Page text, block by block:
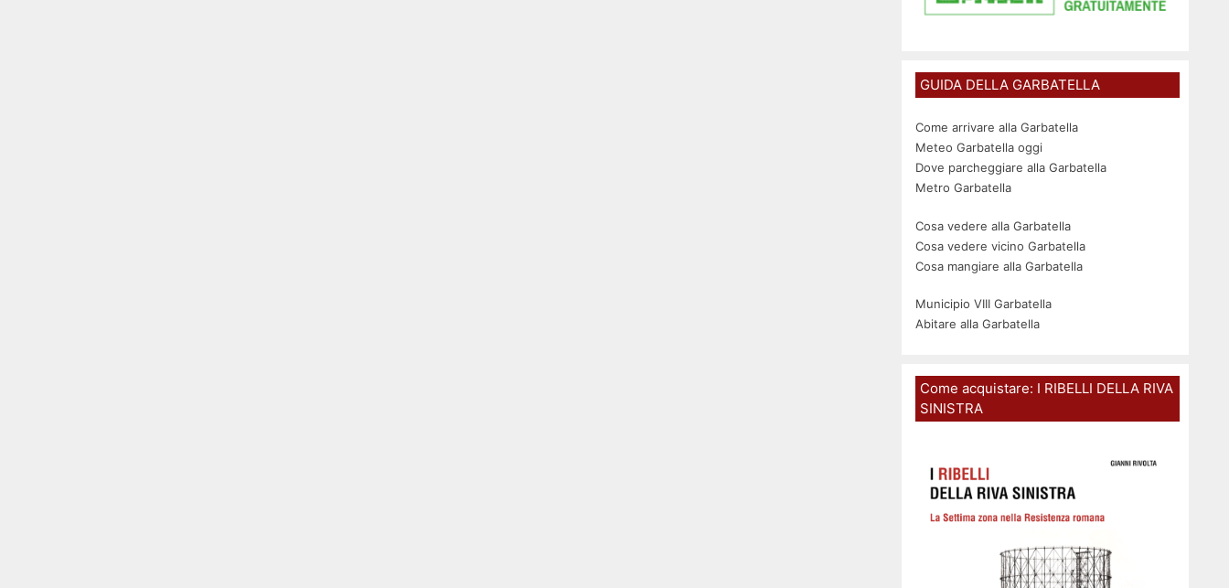
GUIDA DELLA GARBATELLA
Come arrivare alla Garbatella
Meteo Garbatella oggi
Dove parcheggiare alla Garbatella
Metro Garbatella
Cosa vedere alla Garbatella
Cosa vedere vicino Garbatella
Cosa mangiare alla Garbatella
Municipio VIII Garbatella
Abitare alla Garbatella
Come acquistare: I RIBELLI DELLA RIVA
SINISTRA